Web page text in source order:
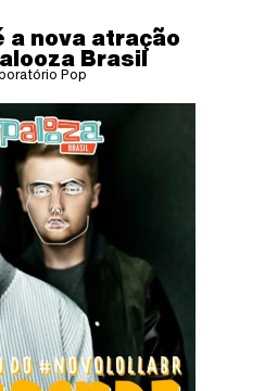
a nova atração
Brasil
Pop